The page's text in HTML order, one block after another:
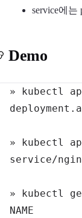
service에는
Demo
» kubectl
» kubectl